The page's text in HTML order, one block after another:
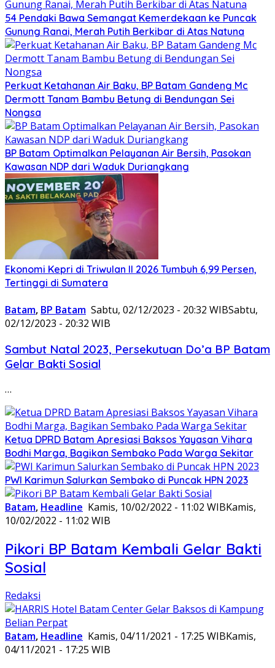
54 Pendaki Bawa Semangat Kemerdekaan ke Puncak
Gunung Ranai, Merah Putih Berkibar di Atas Natuna
Perkuat Ketahanan Air Baku, BP Batam Gandeng Mc
Dermott Tanam Bambu Betung di Bendungan Sei
Nongsa
BP Batam Optimalkan Pelayanan Air Bersih, Pasokan
Kawasan NDP dari Waduk Duriangkang
Ekonomi Kepri di Triwulan II 2026 Tumbuh 6,99 Persen,
Tertinggi di Sumatera
Batam, BP Batam Sabtu, 02/12/2023 - 20:32 WIBSabtu,
02/12/2023 - 20:32 WIB
Sambut Natal 2023, Persekutuan Do’a BP Batam
Gelar Bakti Sosial
…
Ketua DPRD Batam Apresiasi Baksos Yayasan Vihara
Bodhi Marga, Bagikan Sembako Pada Warga Sekitar
PWI Karimun Salurkan Sembako di Puncak HPN 2023
Batam, Headline Kamis, 10/02/2022 - 11:02 WIBKamis,
10/02/2022 - 11:02 WIB
Pikori BP Batam Kembali Gelar Bakti
Sosial
Redaksi
Batam, Headline Kamis, 04/11/2021 - 17:25 WIBKamis,
04/11/2021 - 17:25 WIB